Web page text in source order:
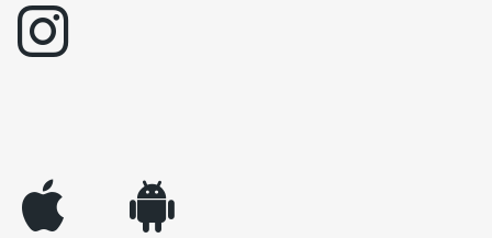
instagram
appleinc android